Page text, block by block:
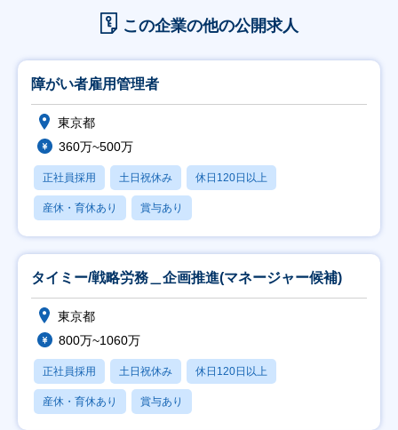
この企業の他の公開求人
障がい者雇用管理者
東京都
360万~500万
正社員採用 土日祝休み 休日120日以上
産休・育休あり 賞与あり
タイミー/戦略労務＿企画推進(マネージャー候補)
東京都
800万~1060万
正社員採用 土日祝休み 休日120日以上
産休・育休あり 賞与あり